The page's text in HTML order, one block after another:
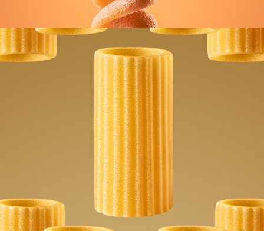
FUSILLI LA MOLISANA
RUMMO MEZZI RIGATONI